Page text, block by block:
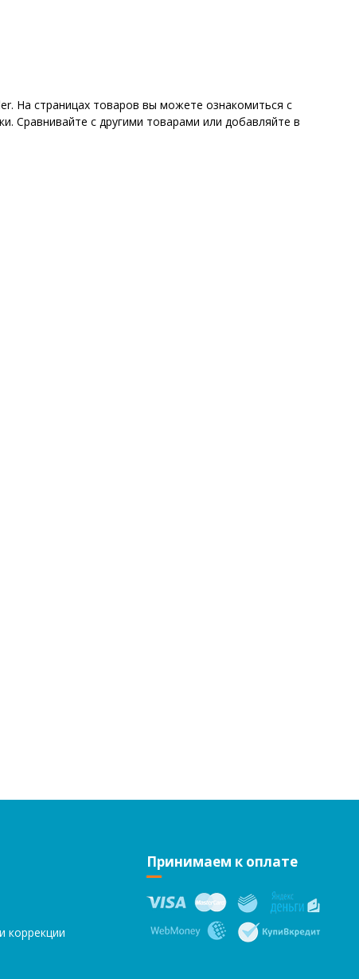
На страницах товаров вы можете ознакомиться с
Сравнивайте с другими товарами или добавляйте в
коррекции
Принимаем к оплате